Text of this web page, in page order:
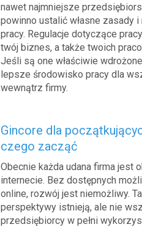
nawet najmniejsze
powinno ustalić własne zasady i
pracy. Regulacje dotyczące
twój biznes, a także twoich
Jeśli są one właściwie
lepsze środowisko pracy dla
wewnątrz firmy.
Gincore dla
czego zacząć
Obecnie każda udana firma jest
internecie. Bez dostępnych
online, rozwój jest niemożliwy.
perspektywy istnieją, ale nie
przedsiębiorcy w pełni